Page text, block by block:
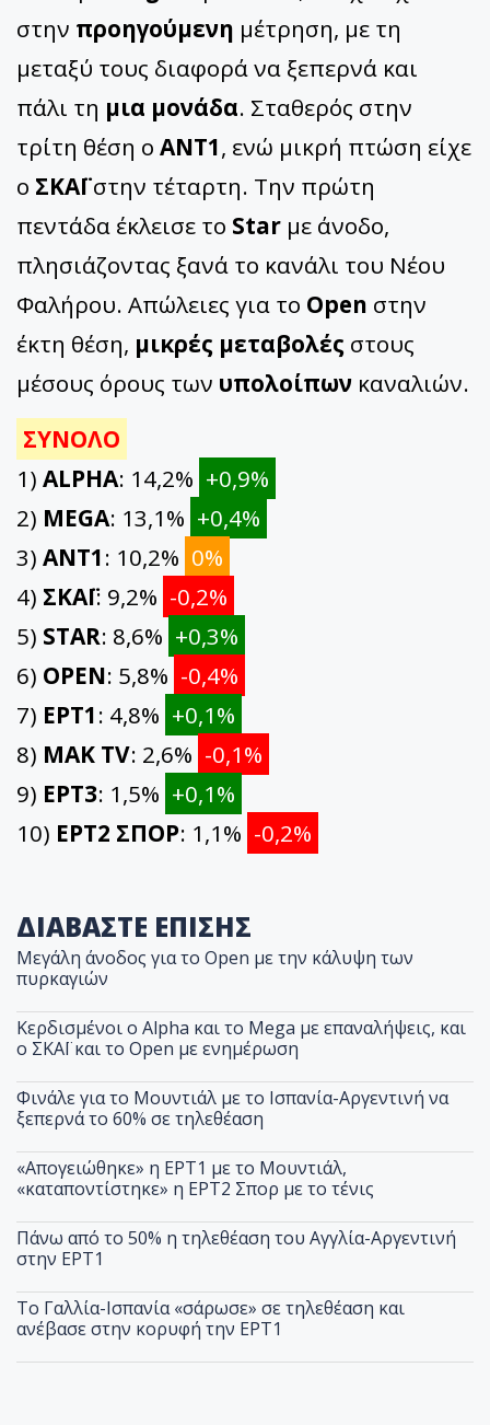
στην προηγούμενη μέτρηση, με τη
μεταξύ τους διαφορά να ξεπερνά και
πάλι τη μια μονάδα. Σταθερός στην
τρίτη θέση ο ΑΝΤ1, ενώ μικρή πτώση είχε
ο ΣΚΑΪστην τέταρτη. Την πρώτη
πεντάδα έκλεισε το Star με άνοδο,
πλησιάζοντας ξανά το κανάλι του Νέου
Φαλήρου. Απώλειες για το Open στην
έκτη θέση, μικρές μεταβολές στους
μέσους όρους των υπολοίπων καναλιών.
ΣΥΝΟΛΟ
1) ALPHA: 14,2% +0,9%
2) MEGA: 13,1% +0,4%
3) ΑΝΤ1: 10,2% 0%
4) ΣΚΑΪ: 9,2% -0,2%
5) STAR: 8,6% +0,3%
6) OPEN: 5,8% -0,4%
7) ΕΡΤ1: 4,8% +0,1%
8) ΜΑΚ TV: 2,6% -0,1%
9) ΕΡΤ3: 1,5% +0,1%
10) ΕΡΤ2 ΣΠΟΡ: 1,1% -0,2%
ΔΙΑΒΑΣΤΕ ΕΠΙΣΗΣ
Μεγάλη άνοδος για το Open με την κάλυψη των
πυρκαγιών
Κερδισμένοι ο Alpha και το Mega με επαναλήψεις, και
ο ΣΚΑΪ και το Open με ενημέρωση
Φινάλε για το Μουντιάλ με το Ισπανία-Αργεντινή να
ξεπερνά το 60% σε τηλεθέαση
«Απογειώθηκε» η ΕΡΤ1 με το Μουντιάλ,
«καταποντίστηκε» η ΕΡΤ2 Σπορ με το τένις
Πάνω από το 50% η τηλεθέαση του Αγγλία-Αργεντινή
στην ΕΡΤ1
Το Γαλλία-Ισπανία «σάρωσε» σε τηλεθέαση και
ανέβασε στην κορυφή την ΕΡΤ1